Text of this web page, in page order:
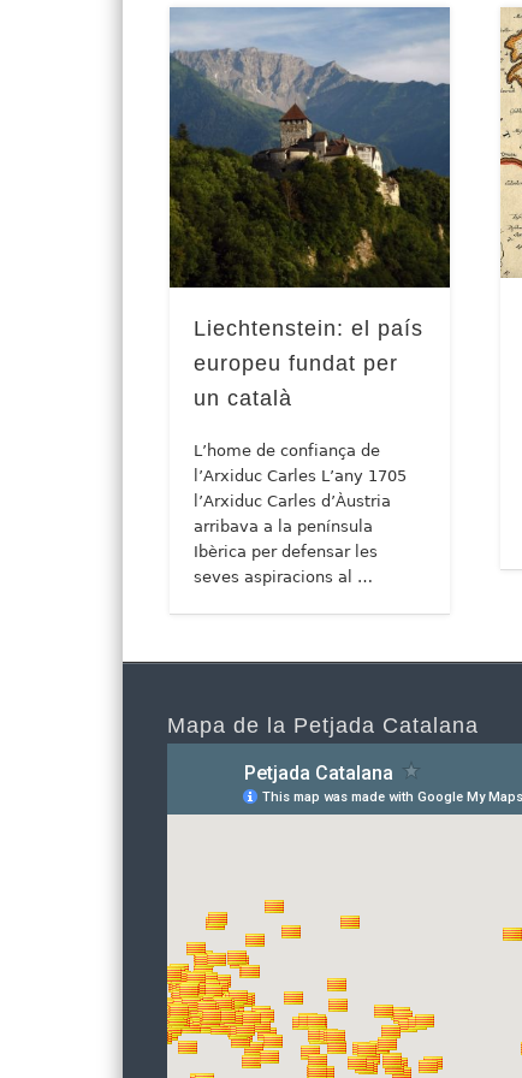
Liechtenstein: el país
europeu fundat per
un català
L’home de confiança de
l’Arxiduc Carles L’any 1705
l’Arxiduc Carles d’Àustria
arribava a la península
Ibèrica per defensar les
seves aspiracions al …
Mapa de la Petjada Catalana